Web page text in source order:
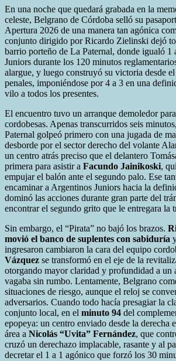
En una noche que quedará grabada en la
celeste, Belgrano de Córdoba selló su
Apertura 2026 de una manera tan agónica
conjunto dirigido por Ricardo Zielinski dejó
barrio porteño de La Paternal, donde igualó 1
Juniors durante los 120 minutos
alargue, y luego construyó su victoria desde
penales, imponiéndose por 4 a 3 en una
vilo a todos los presentes.
El encuentro tuvo un arranque demoledor
cordobesas. Apenas transcurridos seis
Paternal golpeó primero con una jugada de
desborde por el sector derecho del volante
un centro atrás preciso que el delantero
primera para asistir a Facundo Jainikoski,
empujar el balón ante el segundo palo. Ese
encaminar a Argentinos Juniors hacia la
dominó las acciones durante gran parte del
encontrar el segundo grito que le entregara la
Sin embargo, el “Pirata” no bajó los brazos.
movió el banco de suplentes con sabiduría
ingresaron cambiaron la cara del equipo
Vázquez se transformó en el eje de la
otorgando mayor claridad y profundidad a un
vagaba sin rumbo. Lentamente, Belgrano
situaciones de riesgo, aunque el reloj se
adversarios. Cuando todo hacía presagiar la
conjunto local, en el minuto 94 del
epopeya: un centro enviado desde la derecha
área a Nicolás “Uvita” Fernández, que
cruzó un derechazo implacable, rasante y al
decretar el 1 a 1 agónico que forzó los 30